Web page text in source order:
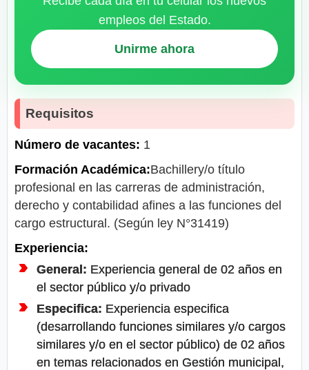
empleos del Estado.
Unirme ahora
Requisitos
Número de vacantes: 1
Formación Académica:Bachillery/o título
profesional en las carreras de administración,
derecho y contabilidad afines a las funciones del
cargo estructural. (Según ley N°31419)
Experiencia:
General: Experiencia general de 02 años en
el sector público y/o privado
Especifica: Experiencia especifica
(desarrollando funciones similares y/o cargos
similares y/o en el sector público) de 02 años
en temas relacionados en Gestión municipal,